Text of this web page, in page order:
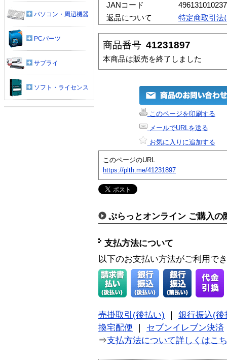
JANコード
返品について
特定商取引法
商品番号 41231897
本商品は販売を終了しました
このページを印刷する
メールでURLを送る
お気に入りに追加する
このページのURL
https://plth.me/41231897
ぷらっとオンライン ご購入の
支払方法について
以下のお支払い方法がご利用で
売掛取引(後払い)
銀行振込(後
換宅配便
セブンイレブン決済
⇒支払方法について詳しくはこ
パソコン・周辺機器
PCパーツ
サプライ
ソフト・ライセンス